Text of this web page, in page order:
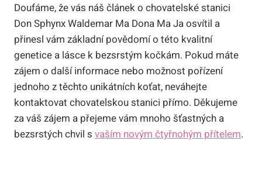
Doufáme, že vás⁤ náš⁤ článek o chovatelské stanici
Don Sphynx‍ Waldemar ‍Ma ​Dona Ma Ja osvítil a
přinesl vám základní povědomí o této kvalitní
genetice ​a lásce k​ bezsrstým kočkám. Pokud máte
zájem o další informace‌ nebo ‌možnost‍ pořízení
jednoho z těchto unikátních koťat, ‌neváhejte
kontaktovat chovatelskou ⁢stanici ⁤přímo. Děkujeme ​
za váš zájem a přejeme⁣ vám mnoho šťastných⁤ a
bezsrstých ​chvil s vaším novým čtyřnohým přítelem.